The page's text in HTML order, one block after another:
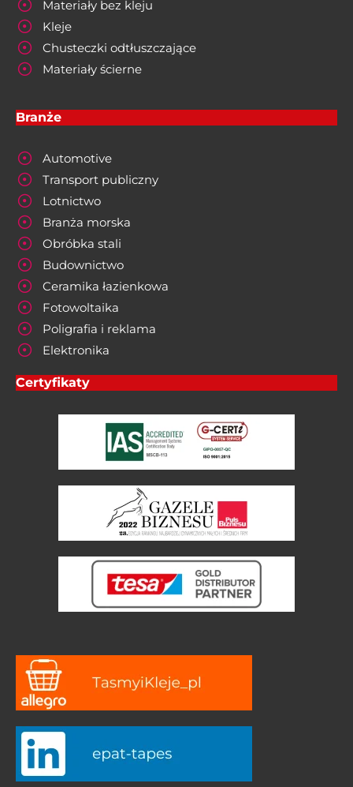
Materiały bez kleju
Kleje
Chusteczki odtłuszczające
Materiały ścierne
Branże
Automotive
Transport publiczny
Lotnictwo
Branża morska
Obróbka stali
Budownictwo
Ceramika łazienkowa
Fotowoltaika
Poligrafia i reklama
Elektronika
Certyfikaty